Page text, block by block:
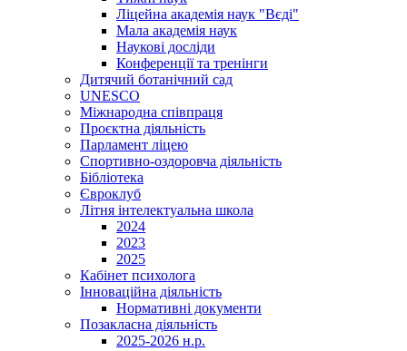
Ліцейна академія наук "Вєді"
Мала академія наук
Наукові досліди
Конференції та тренінги
Дитячий ботанічний сад
UNESCO
Міжнародна співпраця
Проєктна діяльність
Парламент ліцею
Спортивно-оздоровча діяльність
Бібліотека
Євроклуб
Літня інтелектуальна школа
2024
2023
2025
Кабінет психолога
Інноваційна діяльність
Нормативні документи
Позакласна діяльність
2025-2026 н.р.